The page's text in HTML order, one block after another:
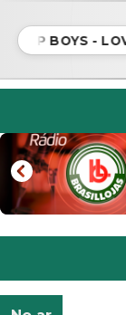
BOYS -